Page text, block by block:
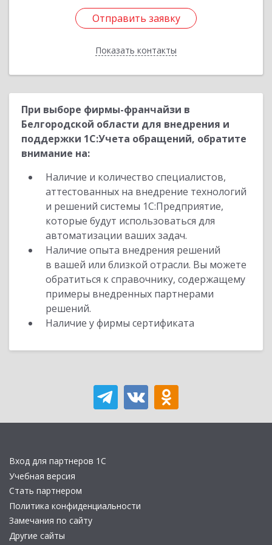
Отправить заявку
Показать контакты
Отправить заявку
Назад
При выборе фирмы-франчайзи в
Белгородской области для внедрения и
поддержки 1С:Учета обращений, обратите
внимание на:
Наличие и количество специалистов,
аттестованных на внедрение технологий
и решений системы 1С:Предприятие,
которые будут использоваться для
автоматизации ваших задач.
Наличие опыта внедрения решений
в вашей или близкой отрасли. Вы можете
обратиться к справочнику, содержащему
примеры внедренных партнерами
решений.
Наличие у фирмы сертификата
Вход для партнеров 1С
Учебная версия
Стать партнером
Политика конфиденциальности
Замечания по сайту
Другие сайты